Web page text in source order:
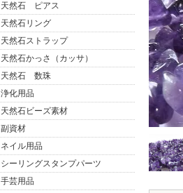
天然石 ピアス
天然石リング
天然石ストラップ
天然石かっさ（カッサ）
天然石 数珠
浄化用品
天然石ビーズ素材
副資材
ネイル用品
シーリングスタンプパーツ
手芸用品